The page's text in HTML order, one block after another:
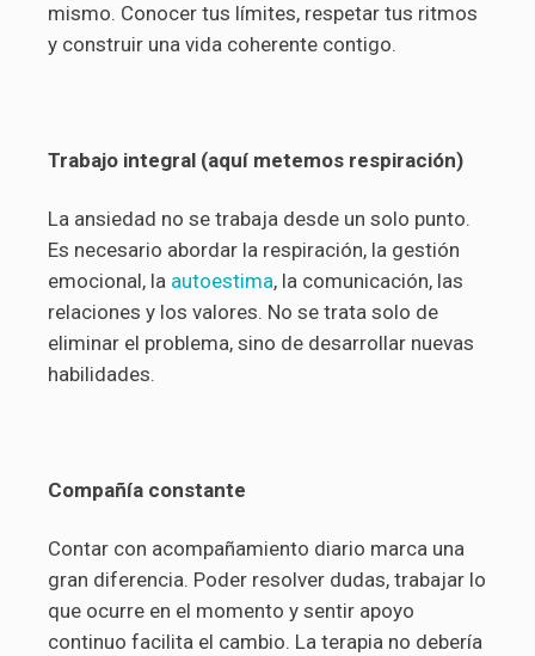
mismo. Conocer tus límites, respetar tus ritmos
y construir una vida coherente contigo.
Trabajo integral (aquí metemos respiración)
La ansiedad no se trabaja desde un solo punto.
Es necesario abordar la respiración, la gestión
emocional, la autoestima, la comunicación, las
relaciones y los valores. No se trata solo de
eliminar el problema, sino de desarrollar nuevas
habilidades.
Compañía constante
Contar con acompañamiento diario marca una
gran diferencia. Poder resolver dudas, trabajar lo
que ocurre en el momento y sentir apoyo
continuo facilita el cambio. La terapia no debería